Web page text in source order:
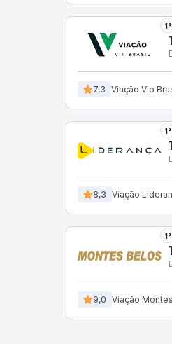
1°
7,3 Viação Vip
1°
8,3 Viação
1°
9,0 Viação